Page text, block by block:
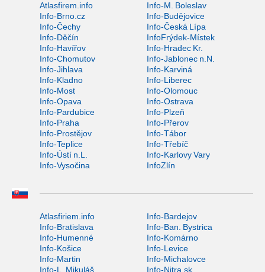
Atlasfirem.info
Info-M. Boleslav
Info-Brno.cz
Info-Budějovice
Info-Čechy
Info-Česká Lípa
Info-Děčín
InfoFrýdek-Místek
Info-Havířov
Info-Hradec Kr.
Info-Chomutov
Info-Jablonec n.N.
Info-Jihlava
Info-Karviná
Info-Kladno
Info-Liberec
Info-Most
Info-Olomouc
Info-Opava
Info-Ostrava
Info-Pardubice
Info-Plzeň
Info-Praha
Info-Přerov
Info-Prostějov
Info-Tábor
Info-Teplice
Info-Třebíč
Info-Ústí n.L.
Info-Karlovy Vary
Info-Vysočina
InfoZlín
Atlasfiriem.info
Info-Bardejov
Info-Bratislava
Info-Ban. Bystrica
Info-Humenné
Info-Komárno
Info-Košice
Info-Levice
Info-Martin
Info-Michalovce
Info-L. Mikuláš
Info-Nitra.sk